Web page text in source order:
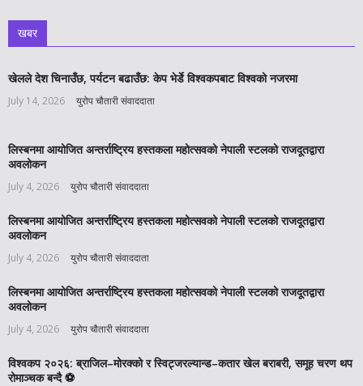
खबर
खेलले देश चिनाउँछ, पर्यटन बढाउँछ: केप भेर्डे विश्वकपबाट विश्वको नजरमा
July 14, 2026 युरोप चौतारी संवाददाता
लिस्बनमा आयोजित अन्तर्राष्ट्रिय हस्तकला महोत्सवको नेपाली स्टलको राजदूतद्वारा
अवलोकन
July 4, 2026 युरोप चौतारी संवाददाता
लिस्बनमा आयोजित अन्तर्राष्ट्रिय हस्तकला महोत्सवको नेपाली स्टलको राजदूतद्वारा
अवलोकन
July 4, 2026 युरोप चौतारी संवाददाता
लिस्बनमा आयोजित अन्तर्राष्ट्रिय हस्तकला महोत्सवको नेपाली स्टलको राजदूतद्वारा
अवलोकन
July 4, 2026 युरोप चौतारी संवाददाता
विश्वकप २०२६: ब्राजिल–मोरक्को र स्विट्जरल्यान्ड–कतार खेल बराबरी, समूह चरण थप
रोमाञ्चक बन्दै ⚽️